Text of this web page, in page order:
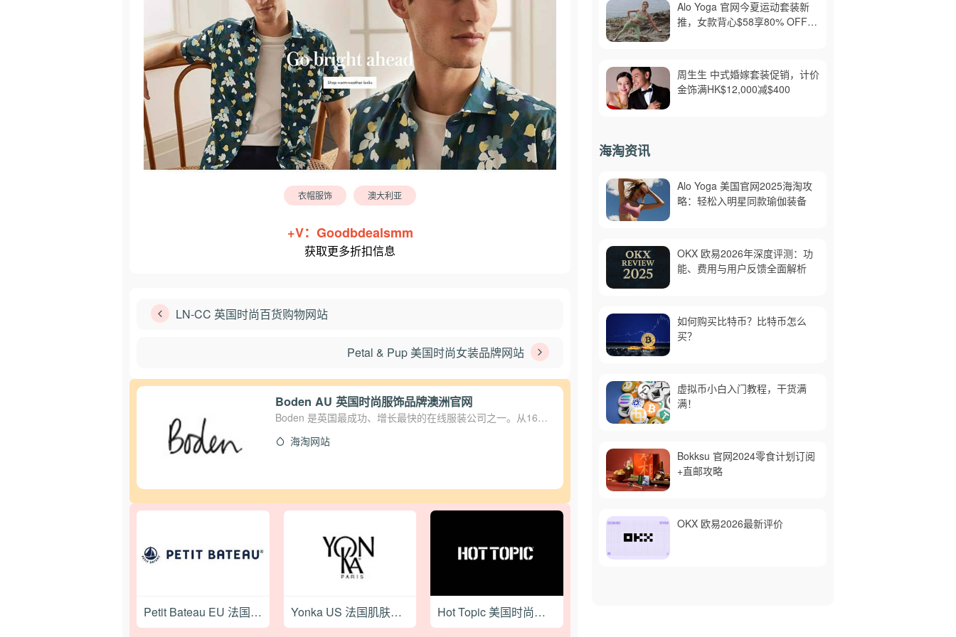
衣帽服饰 澳大利亚
+V：Goodbdealsmm
获取更多折扣信息
LN-CC 英国时尚百货购物网站
Petal & Pup 美国时尚女装品牌网站
Boden AU 英国时尚服饰品牌澳洲官网
Boden 是英国最成功、增长最快的在线服装公司之一。从16年
为是在线时尚的领导者
海淘网站
Petit Bateau EU 法国小帆船童装德国官网 Yonka US 法国肌肤护理品牌美国官网 Hot Topic 美国时尚潮牌服饰购物网站
Alo Yoga 官网今夏运动套装新
推，女款背心$58享80% OFF，
周生生 中式婚嫁套装促销，计价
金饰满HK$12,000减$400
海淘资讯
Alo Yoga 美国官网2025海淘攻
略：轻松入明星同款瑜伽装备
OKX 欧易2026年深度评测：功
能、费用与用户反馈全面解析
如何购买比特币？比特币怎么
买？
虚拟币小白入门教程，干货满
满！
Bokksu 官网2024零食计划订阅
+直邮攻略
OKX 欧易2026最新评价